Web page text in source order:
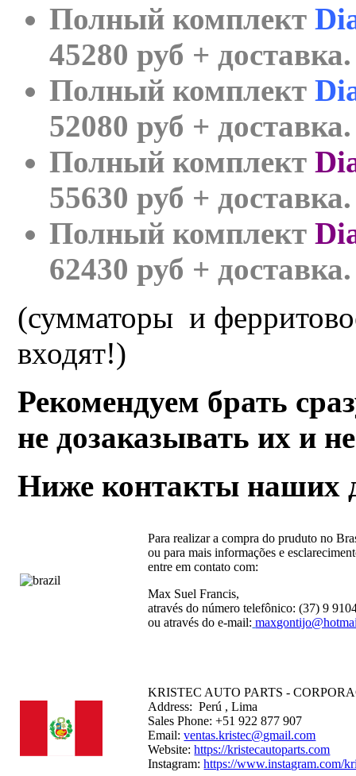
Полный комплект
45280 руб + доставка.
Полный комплект
52080 руб + доставка.
Полный комплект
55630 руб + доставка.
Полный комплект
62430 руб + доставка.
(сумматоры и
входят!)
Рекомендуем брать
не дозаказывать их и
Ниже контакты наших
Para realizar a compra do pruduto no
ou para mais informações e
entre em contato com:
Max Suel Francis,
através do número telefônico: (37) 9
ou através do e-mail:
KRISTEC AUTO PARTS -
Address: Perú , Lima
Sales Phone: +51 922 877 907
Email:ventas.kristec@gmail.com
Website:https://kristecautoparts.com
Instagram:https://www.instagram.com/